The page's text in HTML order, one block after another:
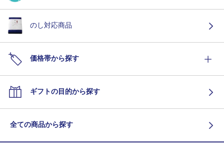
のし対応商品
価格帯から探す
ギフトの目的から探す
全ての商品から探す